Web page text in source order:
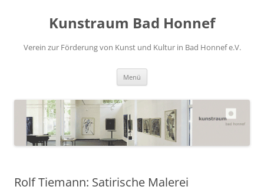
Kunstraum Bad Honnef
Verein zur Förderung von Kunst und Kultur in Bad Honnef e.V.
Menü
Rolf Tiemann: Satirische Malerei